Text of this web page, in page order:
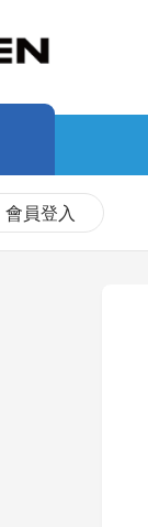
會員登入